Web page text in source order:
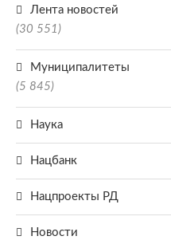
Лента новостей
(30 551)
Муниципалитеты
(5 845)
Наука
Нацбанк
Нацпроекты РД
Новости